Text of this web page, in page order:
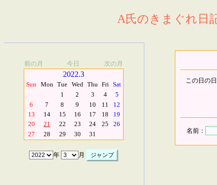
A氏のきまぐれ日
前の月 今日 次の月
2022.3
Sun Mon Tue Wed Thu Fri Sat
1
2 3 4
5
6
7 8 9 10 11
12
13
14 15 16 17 18
19
20
21 22 23 24 25
26
27
28 29 30 31
年 月
この日の
名前：